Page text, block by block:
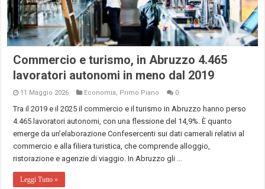
Commercio e turismo, in Abruzzo 4.465
lavoratori autonomi in meno dal 2019
11 Maggio 2026 Economia, Primo Piano 0
Tra il 2019 e il 2025 il commercio e il turismo in Abruzzo hanno perso
4.465 lavoratori autonomi, con una flessione del 14,9%. È quanto
emerge da un’elaborazione Confesercenti sui dati camerali relativi al
commercio e alla filiera turistica, che comprende alloggio,
ristorazione e agenzie di viaggio. In Abruzzo gli …
Leggi Tutto »